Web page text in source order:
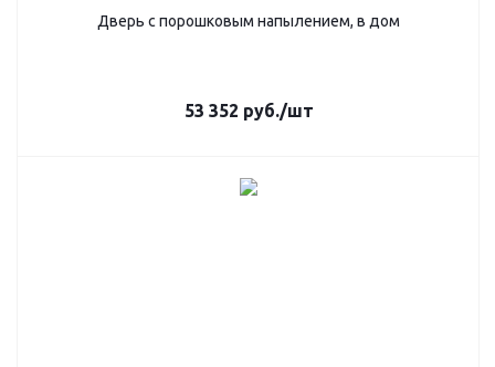
Дверь с порошковым напылением, в дом
53 352 руб./шт